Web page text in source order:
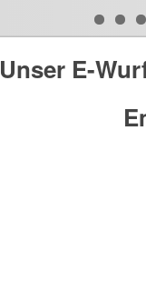
Unser E-